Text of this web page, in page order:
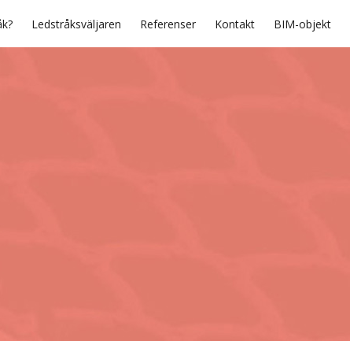
Ledstråksväljaren Referenser Kontakt BIM-objekt